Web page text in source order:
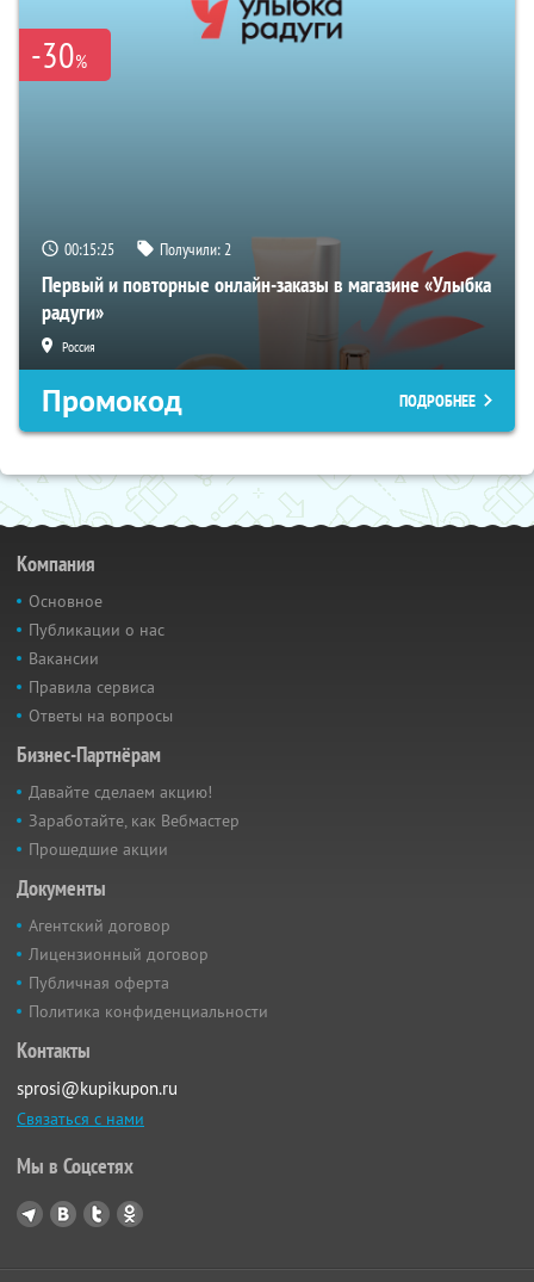
-30%
00:15:24 Получили:2
Первый и повторные онлайн-заказы в магазине «Улыбка
радуги»
Россия
Промокод ПОДРОБНЕЕ
Компания
Основное
Публикации о нас
Вакансии
Правила сервиса
Ответы на вопросы
Бизнес-Партнёрам
Давайте сделаем акцию!
Заработайте, как Вебмастер
Прошедшие акции
Документы
Агентский договор
Лицензионный договор
Публичная оферта
Политика конфиденциальности
Контакты
sprosi@kupikupon.ru
Связаться с нами
Мы в Соцсетях